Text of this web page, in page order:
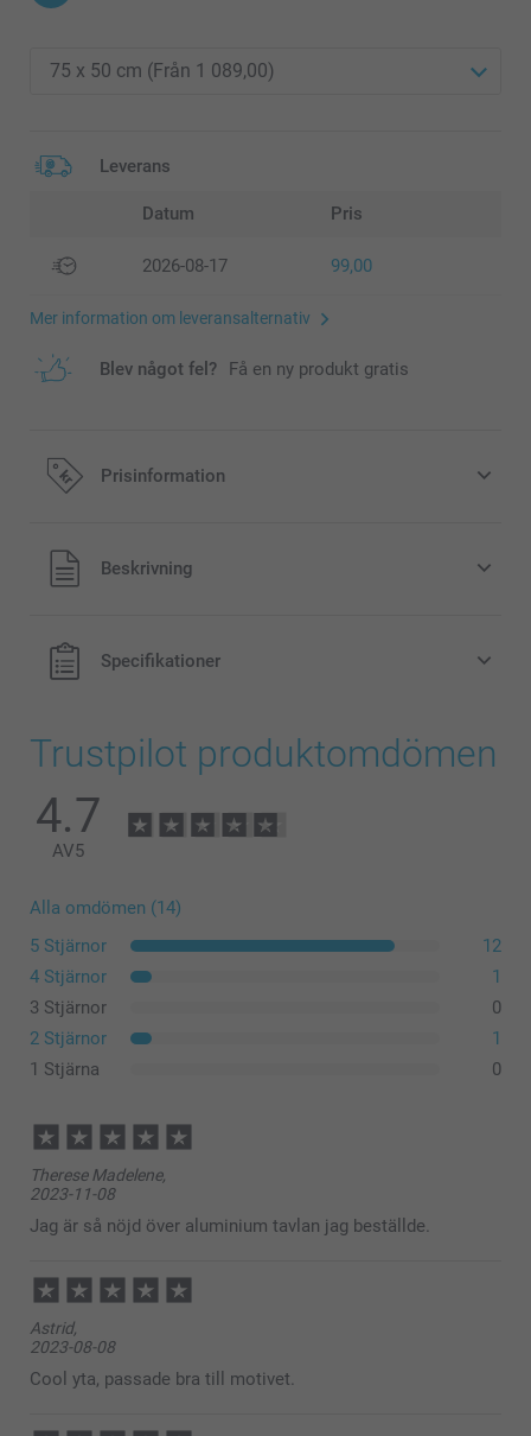
Leverans
Datum Pris
2026-08-17 99,00
Mer information om leveransalternativ
Blev något fel? Få en ny produkt gratis
Prisinformation
Alla priser är i svenska kronor (SEK), inklusive moms och
exklusive porto.
Beskrivning
Specifikationer
Trustpilot produktomdömen
4.7
AV5
Alla omdömen (14)
5 Stjärnor
12
4 Stjärnor
1
3 Stjärnor
0
2 Stjärnor
1
1 Stjärna
0
Therese Madelene,
2023-11-08
Jag är så nöjd över aluminium tavlan jag beställde.
Astrid,
2023-08-08
Cool yta, passade bra till motivet.